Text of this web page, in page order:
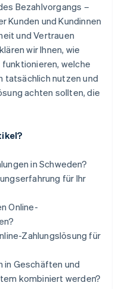
Bezahlvorgangs –
Kunden und Kundinnen
und Vertrauen
wir Ihnen, wie
funktionieren, welche
tatsächlich nutzen und
achten sollten, die
in Schweden?
für Ihr
Online-
Zahlungslösung für
in Geschäften und
kombiniert werden?